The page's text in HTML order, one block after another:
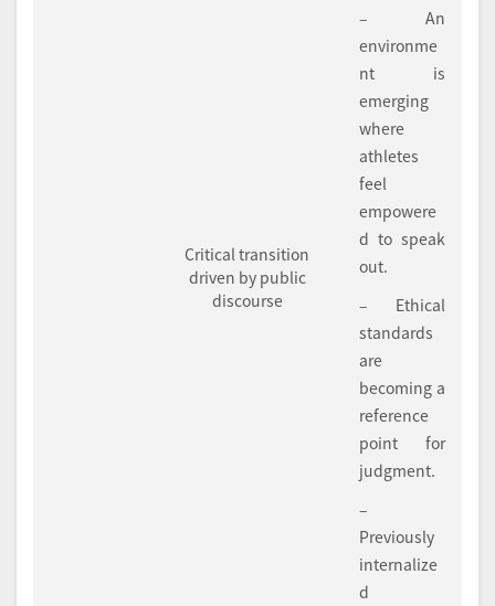
Critical transition
driven by public
discourse
– An
environme
nt is
emerging
where
athletes
feel
empowere
d to speak
out.
– Ethical
standards
are
becoming a
reference
point for
judgment.
–
Previously
internalize
d